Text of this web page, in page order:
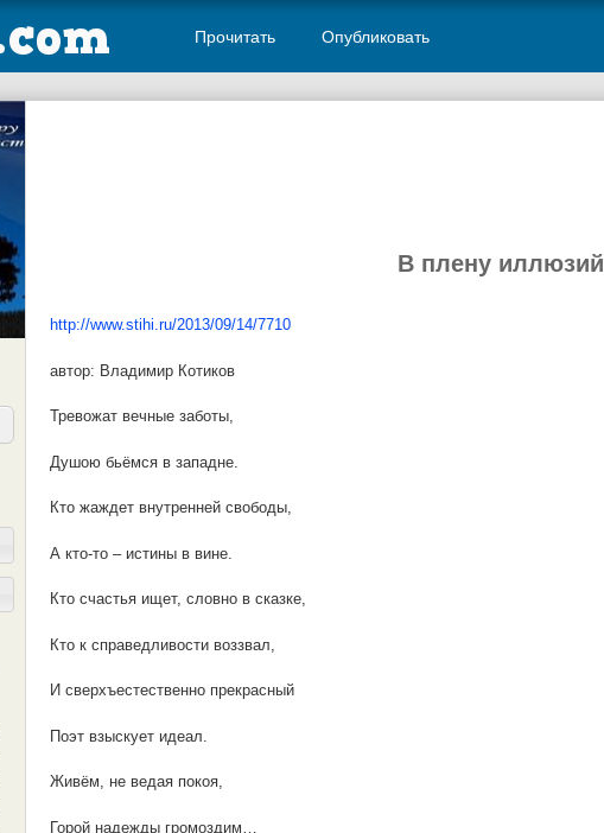
Прочитать Опубликовать
В плену иллюзий
http://www.stihi.ru/2013/09/14/7710
автор: Владимир Котиков
Тревожат вечные заботы,
Душою бьёмся в западне.
Кто жаждет внутренней свободы,
А кто-то – истины в вине.
Кто счастья ищет, словно в сказке,
Кто к справедливости воззвал,
И сверхъестественно прекрасный
Поэт взыскует идеал.
Живём, не ведая покоя,
Горой надежды громоздим…